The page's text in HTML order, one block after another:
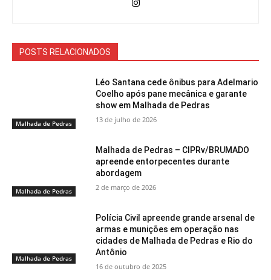
POSTS RELACIONADOS
Malhada de Pedras
Léo Santana cede ônibus para Adelmario
Coelho após pane mecânica e garante
show em Malhada de Pedras
13 de julho de 2026
Malhada de Pedras
Malhada de Pedras – CIPRv/BRUMADO
apreende entorpecentes durante
abordagem
2 de março de 2026
Malhada de Pedras
Polícia Civil apreende grande arsenal de
armas e munições em operação nas
cidades de Malhada de Pedras e Rio do
Antônio
16 de outubro de 2025